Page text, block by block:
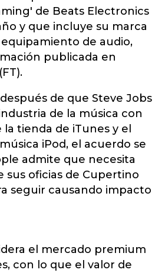
de Beats Electronics
y que incluye su marca
de audio,
publicada en
de que Steve Jobs
de la música con
la tienda de iTunes y el
iPod, el acuerdo se
admite que necesita
sus oficias de Cupertino
seguir causando impacto
el mercado premium
con lo que el valor de